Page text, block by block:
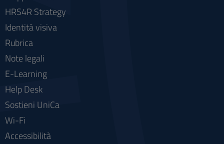
HRS4R Strategy
Identità visiva
Rubrica
Note legali
E-Learning
Help Desk
Sostieni UniCa
Wi-Fi
Accessibilità